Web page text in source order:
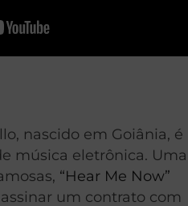
nascido em Goiânia, é
música eletrônica. Uma
“Hear Me Now”
um contrato com